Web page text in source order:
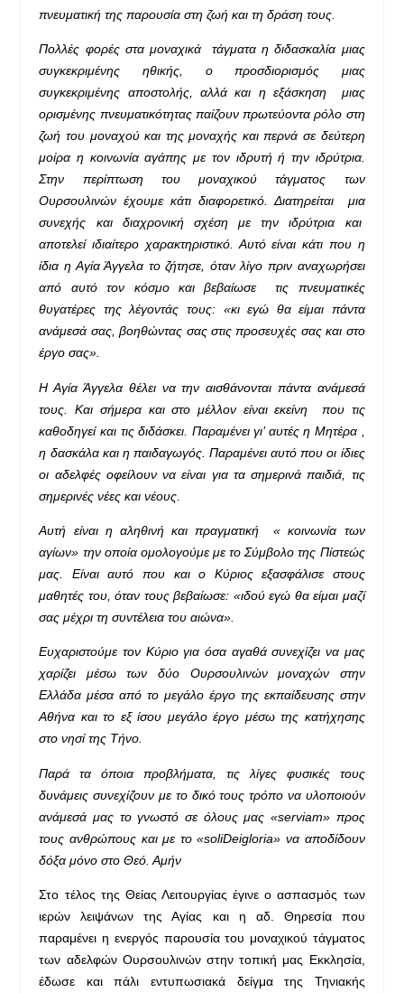
πνευματική της παρουσία στη ζωή και τη δράση τους.
Πολλές φορές στα μοναχικά τάγματα η διδασκαλία μιας
συγκεκριμένης ηθικής, ο προσδιορισμός μιας
συγκεκριμένης αποστολής, αλλά και η εξάσκηση μιας
ορισμένης πνευματικότητας παίζουν πρωτεύοντα ρόλο στη
ζωή του μοναχού και της μοναχής και περνά σε δεύτερη
μοίρα η κοινωνία αγάπης με τον ιδρυτή ή την ιδρύτρια.
Στην περίπτωση του μοναχικού τάγματος των
Ουρσουλινών έχουμε κάτι διαφορετικό. Διατηρείται μια
συνεχής και διαχρονική σχέση με την ιδρύτρια και
αποτελεί ιδιαίτερο χαρακτηριστικό. Αυτό είναι κάτι που η
ίδια η Αγία Άγγελα το ζήτησε, όταν λίγο πριν αναχωρήσει
από αυτό τον κόσμο και βεβαίωσε τις πνευματικές
θυγατέρες της λέγοντάς τους: «κι εγώ θα είμαι πάντα
ανάμεσά σας, βοηθώντας σας στις προσευχές σας και στο
έργο σας».
Η Αγία Άγγελα θέλει να την αισθάνονται πάντα ανάμεσά
τους. Και σήμερα και στο μέλλον είναι εκείνη που τις
καθοδηγεί και τις διδάσκει. Παραμένει γι’ αυτές η Μητέρα ,
η δασκάλα και η παιδαγωγός. Παραμένει αυτό που οι ίδιες
οι αδελφές οφείλουν να είναι για τα σημερινά παιδιά, τις
σημερινές νέες και νέους.
Αυτή είναι η αληθινή και πραγματική « κοινωνία των
αγίων» την οποία ομολογούμε με το Σύμβολο της Πίστεώς
μας. Είναι αυτό που και ο Κύριος εξασφάλισε στους
μαθητές του, όταν τους βεβαίωσε: «ιδού εγώ θα είμαι μαζί
σας μέχρι τη συντέλεια του αιώνα».
Ευχαριστούμε τον Κύριο για όσα αγαθά συνεχίζει να μας
χαρίζει μέσω των δύο Ουρσουλινών μοναχών στην
Ελλάδα μέσα από το μεγάλο έργο της εκπαίδευσης στην
Αθήνα και το εξ ίσου μεγάλο έργο μέσω της κατήχησης
στο νησί της Τήνο.
Παρά τα όποια προβλήματα, τις λίγες φυσικές τους
δυνάμεις συνεχίζουν με το δικό τους τρόπο να υλοποιούν
ανάμεσά μας το γνωστό σε όλους μας «serviam» προς
τους ανθρώπους και με το «soliDeigloria» να αποδίδουν
δόξα μόνο στο Θεό. Αμήν
Στο τέλος της Θείας Λειτουργίας έγινε ο ασπασμός των
ιερών λειψάνων της Αγίας και η αδ. Θηρεσία που
παραμένει η ενεργός παρουσία του μοναχικού τάγματος
των αδελφών Ουρσουλινών στην τοπική μας Εκκλησία,
έδωσε και πάλι εντυπωσιακά δείγμα της Τηνιακής